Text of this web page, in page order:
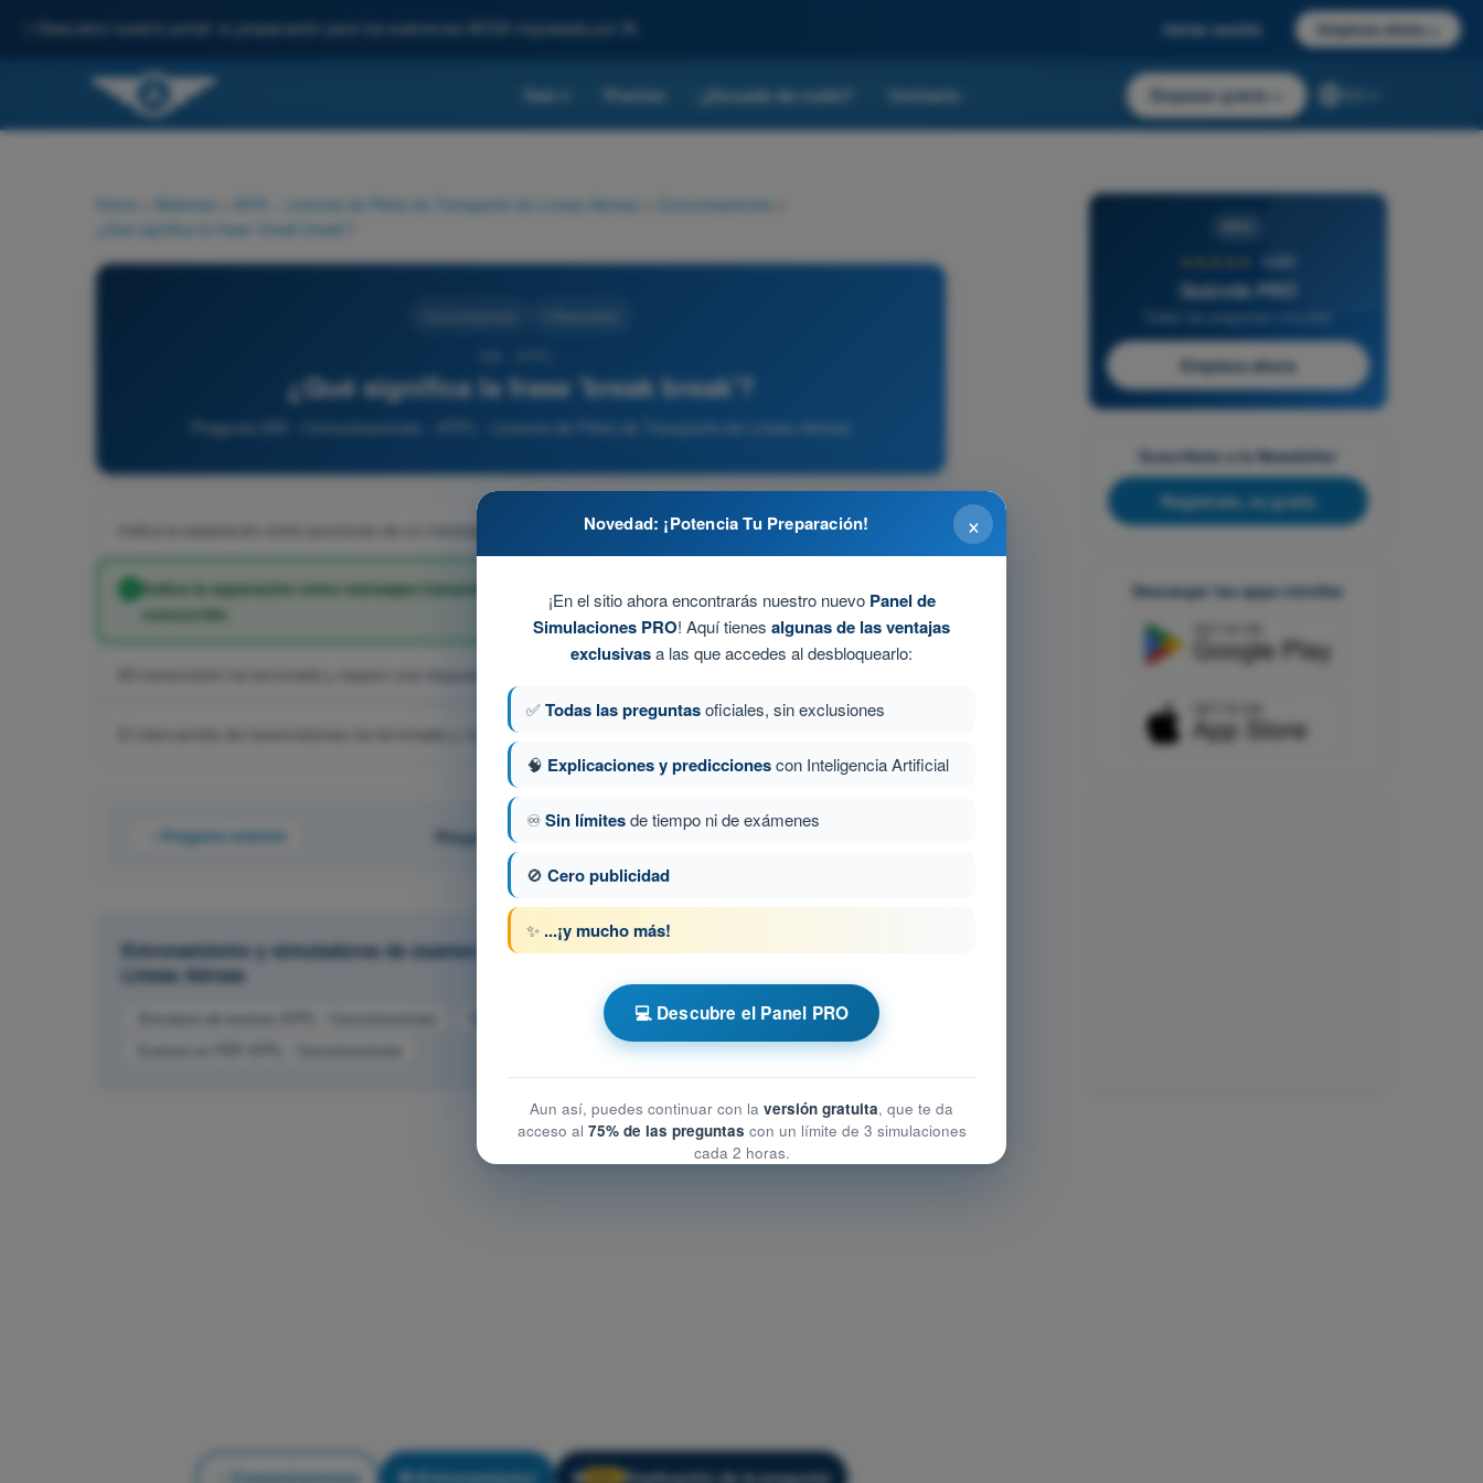
Descubre nuestro portal: tu preparación para los exámenes AESA impulsada por IA. Iniciar sesión Empieza ahora
Test Precios ¿Escuela de vuelo? Contacto Empezar gratis
Home Materias ATPL - Licencia de Piloto de Transporte de Líneas Aéreas Comunicaciones
¿Qué significa la frase 'break break'?
¿Qué significa la frase 'break break'?
Pregunta 209 - Comunicaciones - ATPL - Licencia de Piloto de Transporte de Líneas Aéreas
Indica la separación entre porciones de un mensaje transmitido a una estación de aeronave
Indica la separación entre mensajes transmitidos a diferentes aeronaves en un entorno muy
concurrido
Mi transmisión ha terminado y espero una respuesta de usted
El intercambio de transmisiones ha terminado y no se espera respuesta
Pregunta anterior Pregunta 209 de 450
Entrenamiento y simuladores de examen ATPL - Licencia de Piloto de Transporte de
Líneas Aéreas
Test de Entrenamiento ATPL - Comunicaciones
Comunicaciones ¡Entrenamiento! 🔒 Explicación de la pregunta
4,6/5
Quizvds PRO
Empieza ahora
Suscríbete a la Newsletter
Regístrate, es gratis
Descargar las apps móviles
×
Novedad: ¡Potencia Tu Preparación!
¡En el sitio ahora encontrarás nuestro nuevo Panel de
Simulaciones PRO! Aquí tienes algunas de las ventajas
exclusivasa las que accedes al desbloquearlo:
✅Todas las preguntasoficiales, sin exclusiones
🧠 Explicaciones y prediccionescon Inteligencia Artificial
♾️Sin límitesde tiempo ni de exámenes
🚫 Cero publicidad
✨ ...¡y mucho más!
💻 Descubre el Panel PRO
Aun así, puedes continuar con la versión gratuita, que te da
acceso al 75% de las preguntas con un límite de 3 simulaciones
cada 2 horas.